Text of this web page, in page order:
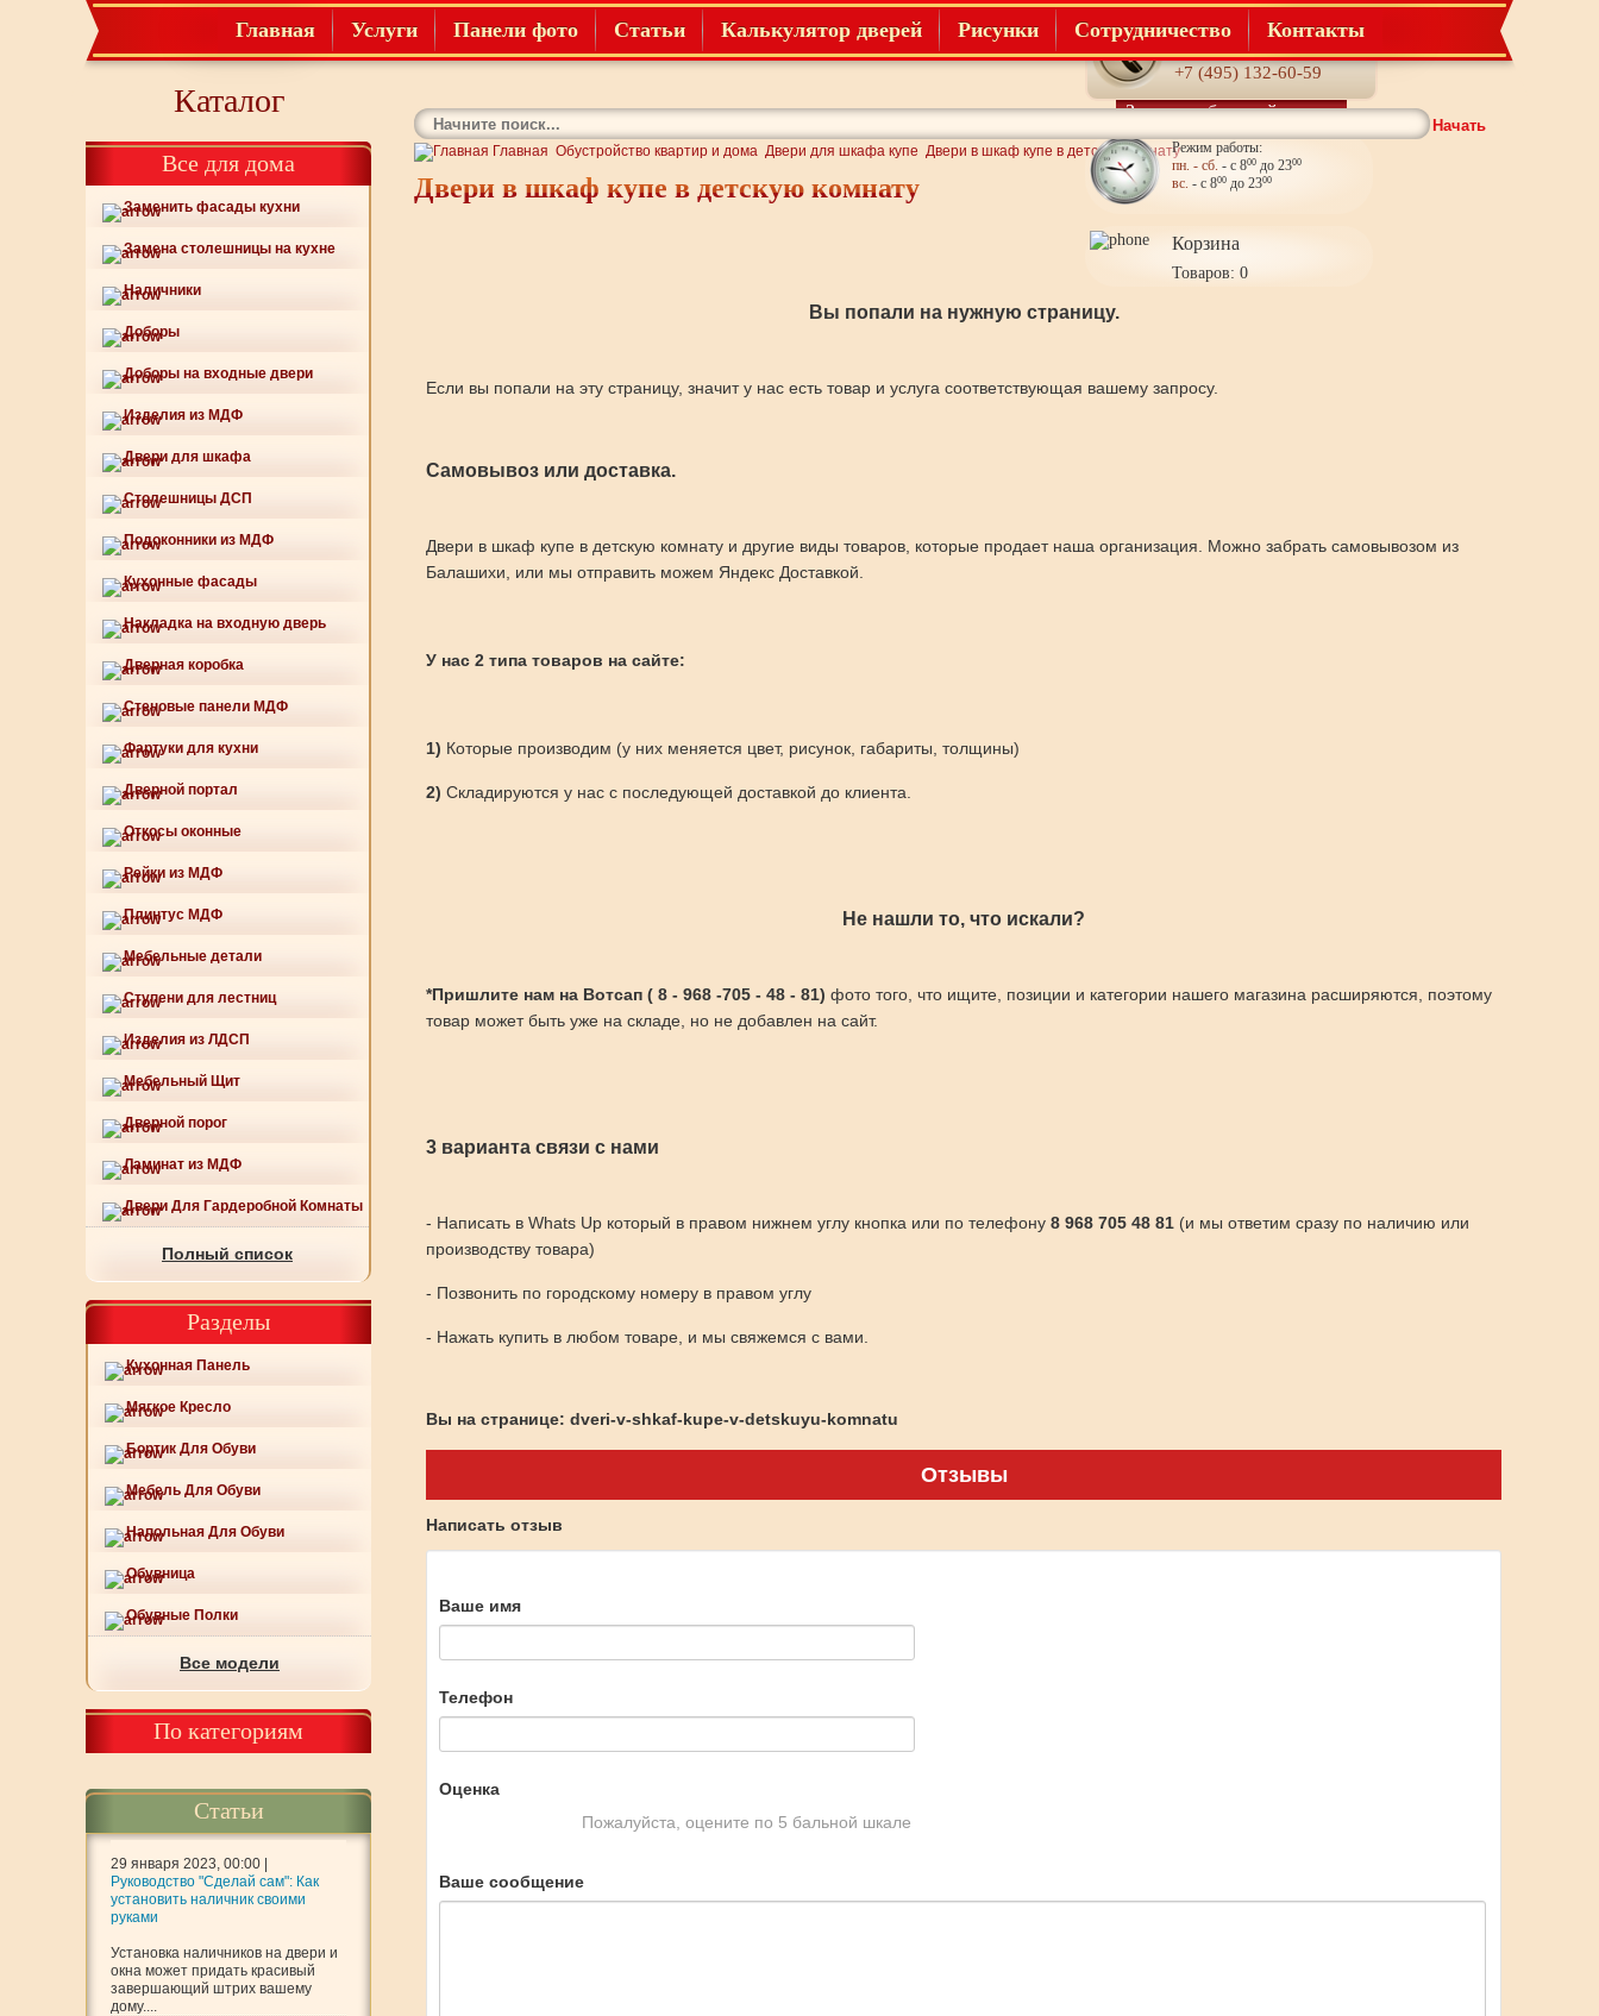
Телефон:
+7 (495) 132-60-59
Заказать обратный звонок
Режим работы:
пн. - сб. - с 800до 2300
вс. - с 800до 2300
Корзина
Товаров: 0
Главная Услуги Панели фото Статьи Калькулятор дверей Рисунки Сотрудничество Контакты
Каталог
Все для дома
Заменить фасады кухни
Замена столешницы на кухне
Наличники
Доборы
Доборы на входные двери
Изделия из МДФ
Двери для шкафа
Столешницы ДСП
Подоконники из МДФ
Кухонные фасады
Накладка на входную дверь
Дверная коробка
Стеновые панели МДФ
Фартуки для кухни
Дверной портал
Откосы оконные
Рейки из МДФ
Плинтус МДФ
Мебельные детали
Ступени для лестниц
Изделия из ЛДСП
Мебельный Щит
Дверной порог
Ламинат из МДФ
Двери Для Гардеробной Комнаты
Полный список
Разделы
Кухонная Панель
Мягкое Кресло
Бортик Для Обуви
Мебель Для Обуви
Напольная Для Обуви
Обувница
Обувные Полки
Все модели
По категориям
Статьи
29 января 2023, 00:00 |
Руководство "Сделай сам": Как
установить наличник своими
руками
Установка наличников на двери и
окна может придать красивый
завершающий штрих вашему
дому....
Начать
Главная Обустройство квартир и дома Двери для шкафа купе Двери в шкаф купе в детскую комнату
Двери в шкаф купе в детскую комнату
Вы попали на нужную страницу.
Если вы попали на эту страницу, значит у нас есть товар и услуга соответствующая вашему запросу.
Самовывоз или доставка.
Двери в шкаф купе в детскую комнату и другие виды товаров, которые продает наша организация. Можно забрать самовывозом из
Балашихи, или мы отправить можем Яндекс Доставкой.
У нас 2 типа товаров на сайте:
1) Которые производим (у них меняется цвет, рисунок, габариты, толщины)
2) Складируются у нас с последующей доставкой до клиента.
Не нашли то, что искали?
*Пришлите нам на Вотсап ( 8 - 968 -705 - 48 - 81) фото того, что ищите, позиции и категории нашего магазина расширяются, поэтому
товар может быть уже на складе, но не добавлен на сайт.
3 варианта связи с нами
- Написать в Whats Up который в правом нижнем углу кнопка или по телефону 8 968 705 48 81 (и мы ответим сразу по наличию или
производству товара)
- Позвонить по городскому номеру в правом углу
- Нажать купить в любом товаре, и мы свяжемся с вами.
Вы на странице: dveri-v-shkaf-kupe-v-detskuyu-komnatu
Отзывы
Написать отзыв
Ваше имя
Телефон
Оценка
Пожалуйста, оцените по 5 бальной шкале
Ваше сообщение